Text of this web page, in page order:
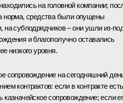
на головной компании;
норма, средства были опущены
на субподрядчиков – они ушли
и благополучно оставались
низкого уровня.
сопровождение на сегодняшний
контрактов: если в контракте есть
сопровождение; если